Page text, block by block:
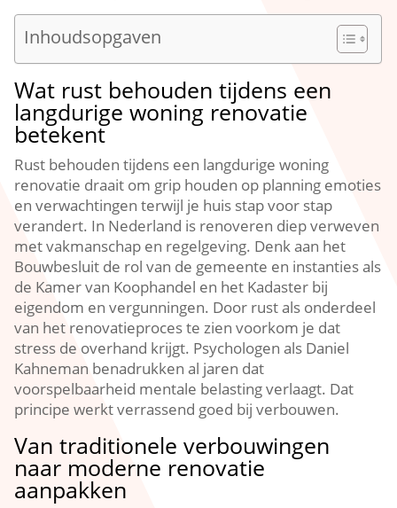
Inhoudsopgaven
Wat rust behouden tijdens een
langdurige woning renovatie
betekent
Rust behouden tijdens een langdurige woning
renovatie draait om grip houden op planning emoties
en verwachtingen terwijl je huis stap voor stap
verandert.​ In Nederland is renoveren diep verweven
met vakmanschap en regelgeving.​ Denk aan het
Bouwbesluit de rol van de gemeente en instanties als
de Kamer van Koophandel en het Kadaster bij
eigendom en vergunningen.​ Door rust als onderdeel
van het renovatieproces te zien voorkom je dat
stress de overhand krijgt.​ Psychologen als Daniel
Kahneman benadrukken al jaren dat
voorspelbaarheid mentale belasting verlaagt.​ Dat
principe werkt verrassend goed bij verbouwen.​
Van traditionele verbouwingen
naar moderne renovatie
aanpakken